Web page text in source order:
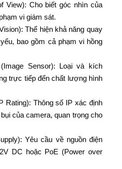
View): Cho biết góc nhìn của
vi giám sát.
Thể hiện khả năng quay
bao gồm cả phạm vi hồng
Sensor): Loại và kích
trực tiếp đến chất lượng hình
Rating): Thông số IP xác định
của camera, quan trọng cho
Yêu cầu về nguồn điện
DC hoặc PoE (Power over